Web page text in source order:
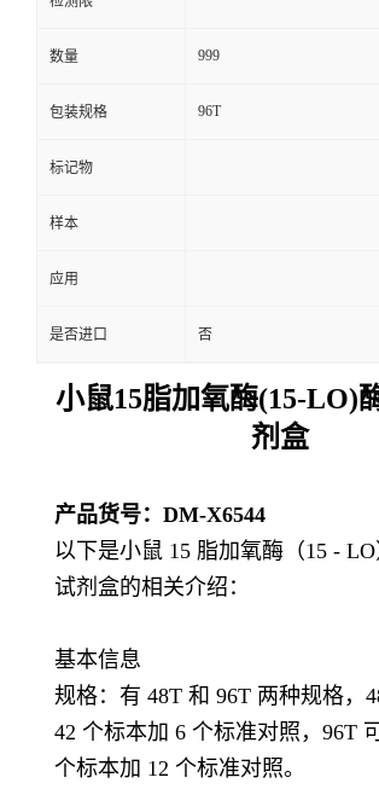
数量 999
包装规格 96T
标记物
样本
应用
是否进口 否
小鼠15脂加氧酶(15-LO)
剂盒
产品货号： DM-X6544
以下是小鼠 15 脂加氧酶（15 -
试剂盒的相关介绍：
基本信息
规格：有 48T 和 96T 两种规格，
42 个标本加 6 个标准对照，96T
个标本加 12 个标准对照。